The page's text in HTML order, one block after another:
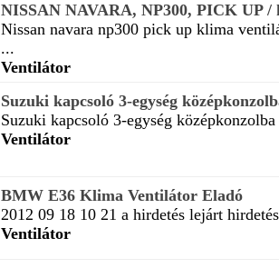
NISSAN NAVARA, NP300, PICK UP
Nissan navara np300 pick up klima
...
Ventilátor
Suzuki kapcsoló 3-egység
Suzuki kapcsoló 3-egység
Ventilátor
BMW E36 Klima Ventilátor Eladó
2012 09 18 10 21 a hirdetés lejárt
Ventilátor